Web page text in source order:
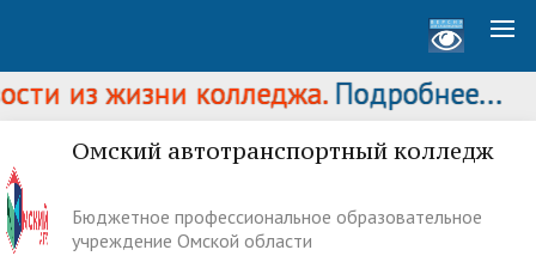
из жизни колледжа.Подробнее...
Омский автотранспортный колледж
Бюджетное профессиональное образовательное
учреждение Омской области